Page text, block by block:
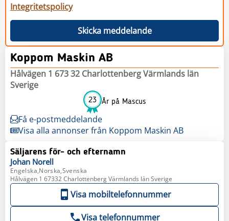
Integritetspolicy
Skicka meddelande
Koppom Maskin AB
Hålvägen 1 673 32 Charlottenberg Värmlands län
Sverige
23 År på Mascus
Få e-postmeddelande
Visa alla annonser från Koppom Maskin AB
Säljarens för- och efternamn
Johan Norell
Engelska,Norska,Svenska
Hålvägen 1 67332 Charlottenberg Värmlands län Sverige
Visa mobiltelefonnummer
Visa telefonnummer